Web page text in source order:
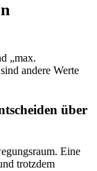
„max.
andere Werte
über
Eine
trotzdem